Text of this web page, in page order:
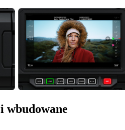
i wbudowane